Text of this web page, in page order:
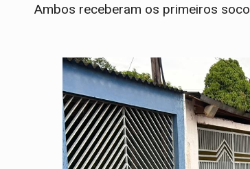
Ambos receberam os primeiros